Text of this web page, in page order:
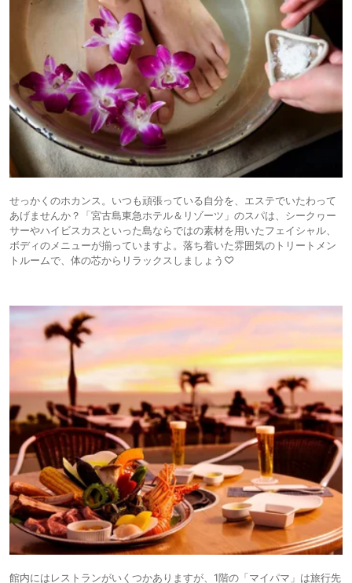
せっかくのホカンス。いつも頑張っている自分を、エステでいたわって
あげませんか？「宮古島東急ホテル＆リゾーツ」のスパは、シークヮー
サーやハイビスカスといった島ならではの素材を用いたフェイシャル、
ボディのメニューが揃っていますよ。落ち着いた雰囲気のトリートメン
トルームで、体の芯からリラックスしましょう♡
館内にはレストランがいくつかありますが、1階の「マイパマ」は旅行先